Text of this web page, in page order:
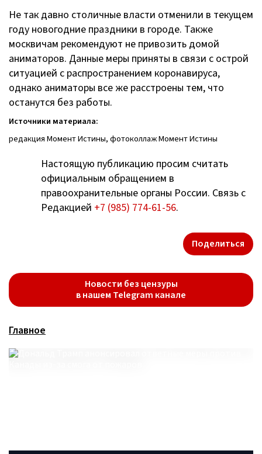
Не так давно столичные власти отменили в текущем
году новогодние праздники в городе. Также
москвичам рекомендуют не привозить домой
аниматоров. Данные меры приняты в связи с острой
ситуацией с распространением коронавируса,
однако аниматоры все же расстроены тем, что
останутся без работы.
Источники материала:
редакция Момент Истины, фотоколлаж Момент Истины
Настоящую публикацию просим считать
официальным обращением в
правоохранительные органы России. Связь с
Редакцией +7 (985) 774-61-56.
Поделиться
Новости без цензуры
в нашем Telegram канале
Главное